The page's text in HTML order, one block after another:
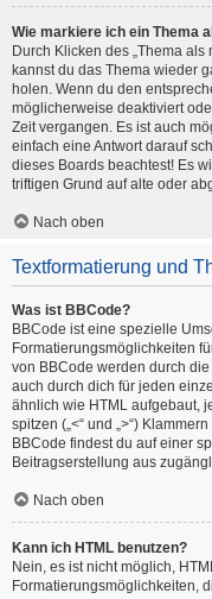
Wie markiere ich ein Thema
Durch Klicken des „Thema
kannst du das Thema wieder
holen. Wenn du den
möglicherweise deaktiviert
Zeit vergangen. Es ist auch
einfach eine Antwort darauf
dieses Boards beachtest! Es
triftigen Grund auf alte oder
Nach oben
Textformatierung und
Was ist BBCode?
BBCode ist eine spezielle
Formatierungsmöglichkeiten
von BBCode werden durch
auch durch dich für jeden
ähnlich wie HTML aufgebaut,
spitzen („<“ und „>“)
BBCode findest du auf einer
Beitragserstellung aus
Nach oben
Kann ich HTML benutzen?
Nein, es ist nicht möglich,
Formatierungsmöglichkeiten,